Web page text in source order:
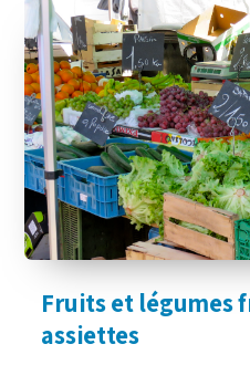
Fruits et légumes
assiettes